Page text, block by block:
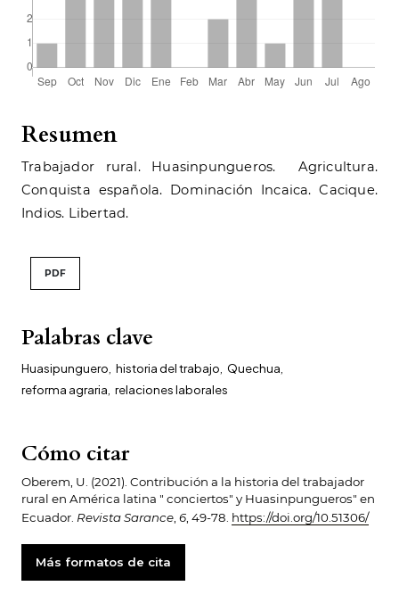
Palabras clave
Huasipunguero historia del trabajo Quechua
reforma agraria relaciones laborales
Cómo citar
Oberem, U. (2021). Contribución a la historia del trabajador
rural en América latina " conciertos" y Huasinpungueros" en
Ecuador. Revista Sarance 6 , 49-78. https://doi.org/10.51306/
Más formatos de cita
Resumen
Trabajador rural. Huasinpungueros. Agricultura.
Conquista española. Dominación Incaica. Cacique.
Indios. Libertad.
PDF